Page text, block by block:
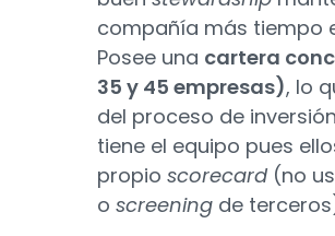
compañía más tiempo
Posee una cartera
35 y 45 empresas), lo
del proceso de
tiene el equipo pues
propio scorecard (no
o screening de